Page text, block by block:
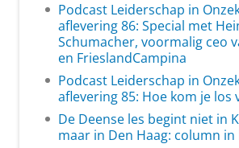
Podcast Leiderschap in
aflevering 86: Special met
Schumacher, voormalig ceo
en FrieslandCampina
Podcast Leiderschap in
aflevering 85: Hoe kom je los
De Deense les begint niet in
maar in Den Haag: column in